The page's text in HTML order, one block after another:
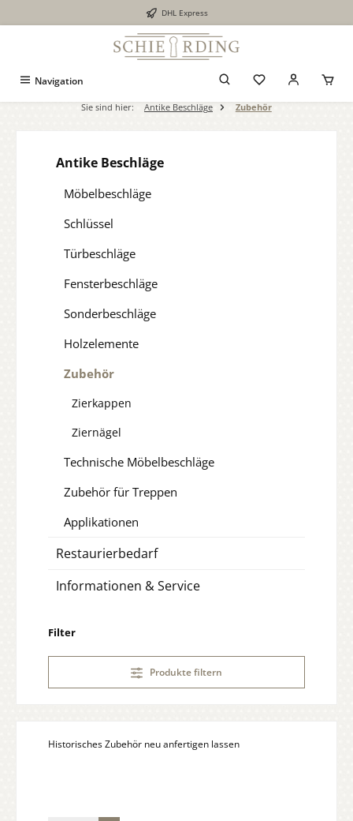
DHL Express
Navigation
Sie sind hier: Antike Beschläge Zubehör
Antike Beschläge
Möbelbeschläge
Schlüssel
Türbeschläge
Fensterbeschläge
Sonderbeschläge
Holzelemente
Zubehör
Zierkappen
Ziernägel
Technische Möbelbeschläge
Zubehör für Treppen
Applikationen
Restaurierbedarf
Informationen & Service
Filter
Produkte filtern
Historisches Zubehör neu anfertigen lassen